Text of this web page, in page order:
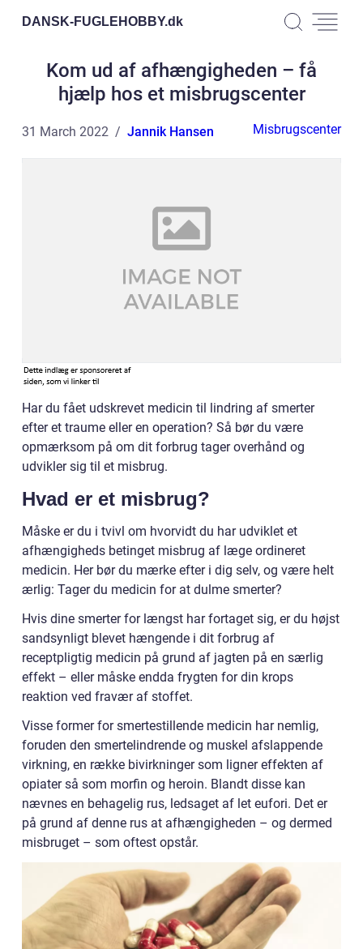
DANSK-FUGLEHOBBY.dk
Kom ud af afhængigheden – få
hjælp hos et misbrugscenter
31 March 2022 Jannik Hansen Misbrugscenter
Har du fået udskrevet medicin til lindring af smerter
efter et traume eller en operation? Så bør du være
opmærksom på om dit forbrug tager overhånd og
udvikler sig til et misbrug.
Hvad er et misbrug?
Måske er du i tvivl om hvorvidt du har udviklet et
afhængigheds betinget misbrug af læge ordineret
medicin. Her bør du mærke efter i dig selv, og være helt
ærlig: Tager du medicin for at dulme smerter?
Hvis dine smerter for længst har fortaget sig, er du højst
sandsynligt blevet hængende i dit forbrug af
receptpligtig medicin på grund af jagten på en særlig
effekt – eller måske endda frygten for din krops
reaktion ved fravær af stoffet.
Visse former for smertestillende medicin har nemlig,
foruden den smertelindrende og muskel afslappende
virkning, en række bivirkninger som ligner effekten af
opiater så som morfin og heroin. Blandt disse kan
nævnes en behagelig rus, ledsaget af let eufori. Det er
på grund af denne rus at afhængigheden – og dermed
misbruget – som oftest opstår.